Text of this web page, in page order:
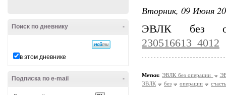
-
Поиск по дневнику
в этом дневнике
-
Подписка по e-mail
Вторник, 09 Июня
ЭВЛК без
230516613_4012
Метки: ЭВЛК без операции
ЭВЛК
без операции